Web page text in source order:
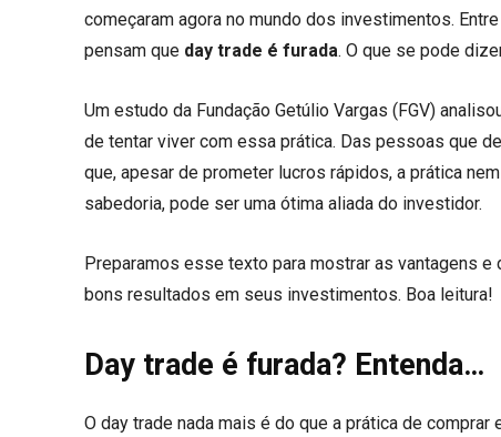
começaram agora no mundo dos investimentos.
pensam que day trade é furada. O que se pode
Um estudo da Fundação Getúlio Vargas (FGV)
de tentar viver com essa prática. Das pessoas que
que, apesar de prometer lucros rápidos, a prática
sabedoria, pode ser uma ótima aliada do investidor.
Preparamos esse texto para mostrar as vantagens
bons resultados em seus investimentos. Boa leitura!
Day trade é furada? Entenda…
O day trade nada mais é do que a prática de